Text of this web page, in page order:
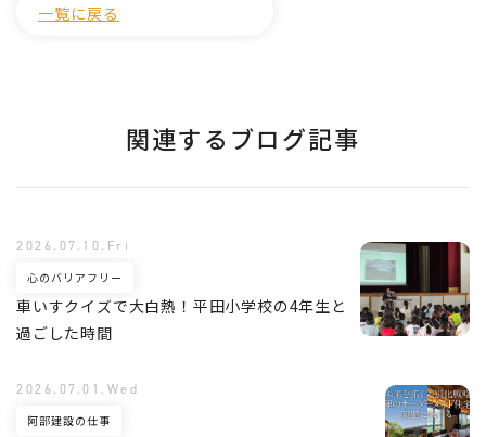
一覧に戻る
関連するブログ記事
車いすクイズで大白熱！平田小学校の4年生と
過ごした時間
心のバリアフリー
2026.07.10.Fri
阿部建設の仕事
2026.07.01.Wed